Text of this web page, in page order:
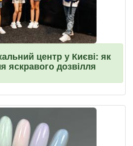
центр у Києві: як
яскравого дозвілля